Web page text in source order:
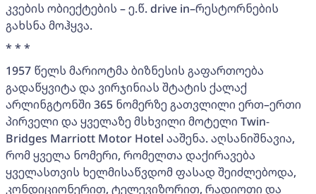
კვების ობიექტების – ე.წ. drive in–რესტორნების
გახსნა მოჰყვა.
* * *
1957 წელს მარიოტმა ბიზნესის გაფართოება
გადაწყვიტა და ვირჯინიას შტატის ქალაქ
არლინგტონში 365 ნომერზე გათვლილი ერთ–ერთი
პირველი და ყველაზე მსხვილი მოტელი Twin-
Bridges Marriott Motor Hotel ააშენა. აღსანიშნავია,
რომ ყველა ნომერი, რომელთა დაქირავება
ყველასთვის ხელმისაწვდომ ფასად შეიძლებოდა,
კონდიციონერით, ტელევიზორით, რადიოთი და